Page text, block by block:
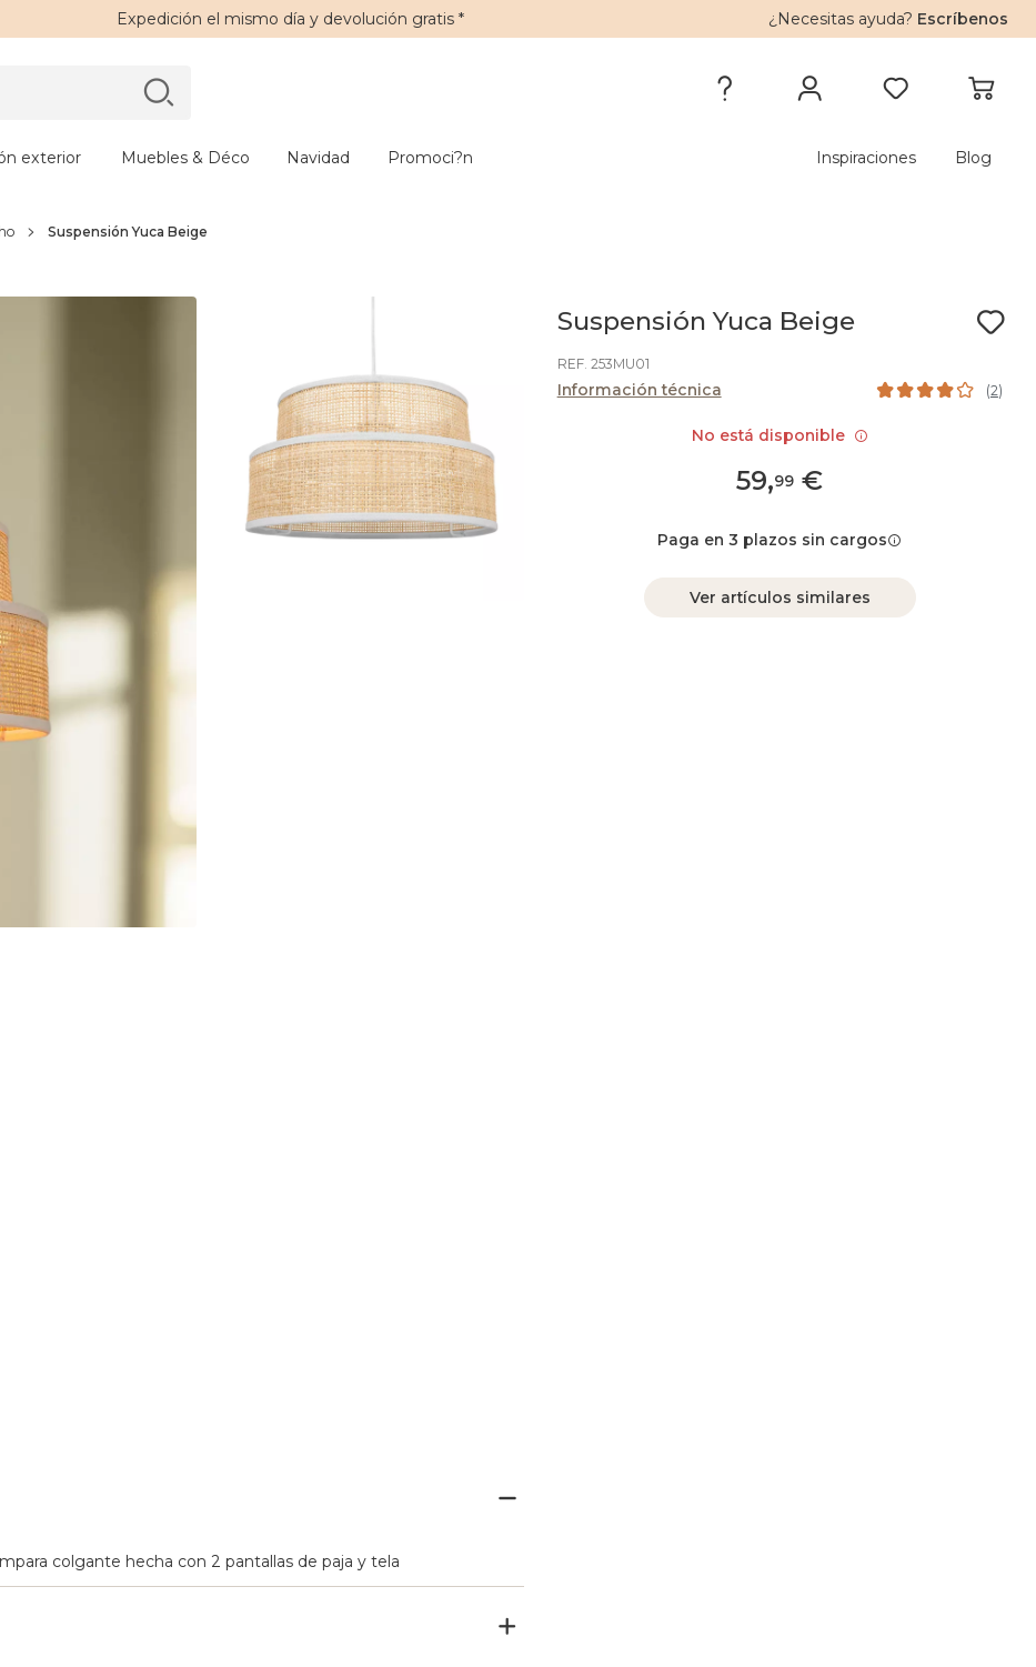
Expedición el mismo día y devolución gratis* ¿Necesitas ayuda? Escríbenos
exterior Muebles & Déco Navidad Promoci?n Inspiraciones Blog
Suspensión Yuca Beige
Suspensión Yuca Beige
REF. 253MU01
Información técnica (2)
59,99 €
Paga en 3 plazos sin cargos
Ver artículos similares
colgante hecha con 2 pantallas de paja y tela